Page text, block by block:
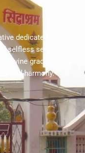
dedicated to
selfless service.
divine grace, we aim
and harmony.